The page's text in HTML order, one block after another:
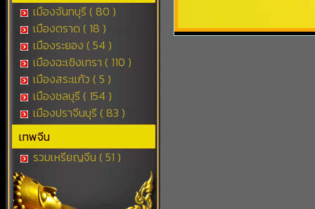
เมืองจันทบุรี ( 80 )
เมืองตราด ( 18 )
เมืองระยอง ( 54 )
เมืองฉะเชิงเทรา ( 110 )
เมืองสระแก้ว ( 5 )
เมืองชลบุรี ( 154 )
เมืองปราจีนบุรี ( 83 )
เทพจีน
รวมเหรียญจีน ( 51 )